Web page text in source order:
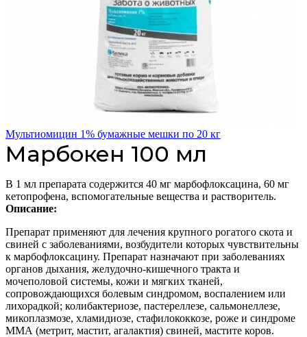
Мультиомицин 1% бумажные мешки по 20 кг
Марбокен 100 мл
В 1 мл препарата содержится 40 мг марбофлоксацина, 60 мг
кетопрофена, вспомогательные вещества и растворитель.
Описание:
Препарат применяют для лечения крупного рогатого скота и
свиней с заболеваниями, возбудители которых чувствительны
к марбофлоксацину. Препарат назначают при заболеваниях
органов дыхания, желудочно-кишечного тракта и
мочеполовой системы, кожи и мягких тканей,
сопровождающихся болевым синдромом, воспалением или
лихорадкой; колибактериозе, пастереллезе, сальмонеллезе,
микоплазмозе, хламидиозе, стафилококкозе, роже и синдроме
ММА (метрит, мастит, агалактия) свиней, мастите коров.